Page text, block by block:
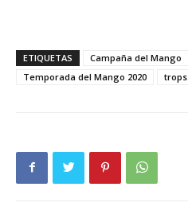
ETIQUETAS Campaña del Mango
Temporada del Mango 2020
trops